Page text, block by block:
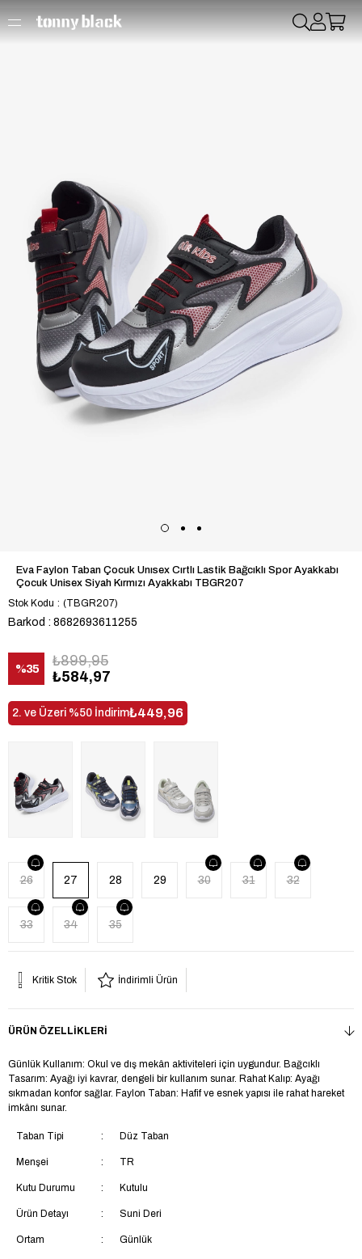
Eva Faylon Taban Çocuk Unısex Cırtlı Lastik Bağcıklı Spor Ayakkabı
Çocuk Unisex Siyah Kırmızı Ayakkabı TBGR207
Stok Kodu
(TBGR207)
Barkod : 8682693611255
%35
İndirim
₺899,95
₺584,97
2. ve Üzeri %50 İndirim₺449,96
26 27 28 29 30 31 32
33 34 35
Kritik Stok İndirimli Ürün
ÜRÜN ÖZELLIKLERI
Günlük Kullanım: Okul ve dış mekân aktiviteleri için uygundur. Bağcıklı
Tasarım: Ayağı iyi kavrar, dengeli bir kullanım sunar. Rahat Kalıp: Ayağı
sıkmadan konfor sağlar. Faylon Taban: Hafif ve esnek yapısı ile rahat hareket
imkânı sunar.
Taban Tipi Düz Taban
Menşei TR
Kutu Durumu Kutulu
Ürün Detayı Suni Deri
Ortam Günlük